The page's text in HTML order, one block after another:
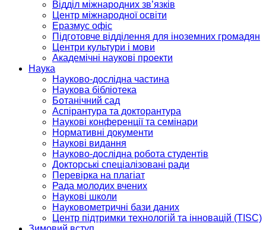
Відділ міжнародних зв’язків
Центр міжнародної освіти
Еразмус офіс
Підготовче відділення для іноземних громадян
Центри культури і мови
Академічні наукові проекти
Наука
Науково-дослідна частина
Наукова бібліотека
Ботанічний сад
Аспірантура та докторантура
Наукові конференції та семінари
Нормативні документи
Наукові видання
Науково-дослідна робота студентів
Докторські спеціалізовані ради
Перевірка на плагіат
Рада молодих вчених
Наукові школи
Науковометричні бази даних
Центр підтримки технологій та інновацій (TISC)